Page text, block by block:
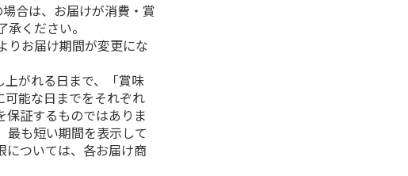
合は、お届けが消費・賞
ください。
りお届け期間が変更にな
がれる日まで、「賞味
能な日までをそれぞれ
保証するものではありま
最も短い期間を表示して
については、各お届け商